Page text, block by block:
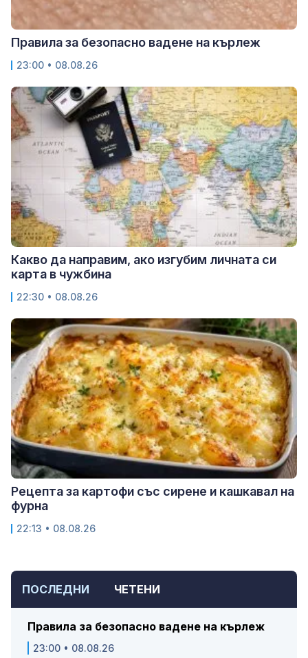
ПОСЛЕДНИ ЧЕТЕНИ
Правила за безопасно вадене на кърлеж
23:00 • 08.08.26
Правила за безопасно вадене на кърлеж
23:00 • 08.08.26
Какво да направим, ако изгубим личната си
карта в чужбина
22:30 • 08.08.26
Рецепта за картофи със сирене и кашкавал на
фурна
22:13 • 08.08.26